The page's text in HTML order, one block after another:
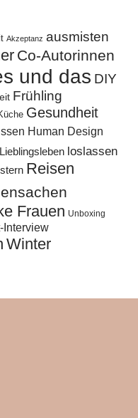
Akzeptanz ausmisten
Co-Autorinnen
und das DIY
Frühling
Gesundheit
Human Design
Lieblingsleben loslassen
Reisen
Frauen Unboxing
Interview
Winter